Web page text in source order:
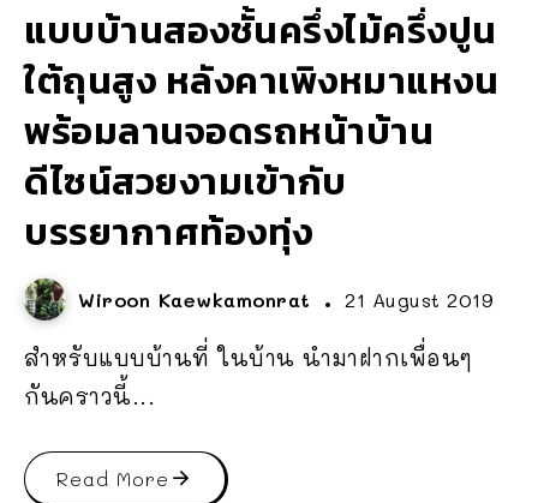
แบบบ้านสองชั้นครึ่งไม้ครึ่งปูน
ใต้ถุนสูง หลังคาเพิงหมาแหงน
พร้อมลานจอดรถหน้าบ้าน
ดีไซน์สวยงามเข้ากับ
บรรยากาศท้องทุ่ง
Wiroon Kaewkamonrat 21 August 2019
สำหรับแบบบ้านที่ ในบ้าน นำมาฝากเพื่อนๆ
กันคราวนี้...
Read More